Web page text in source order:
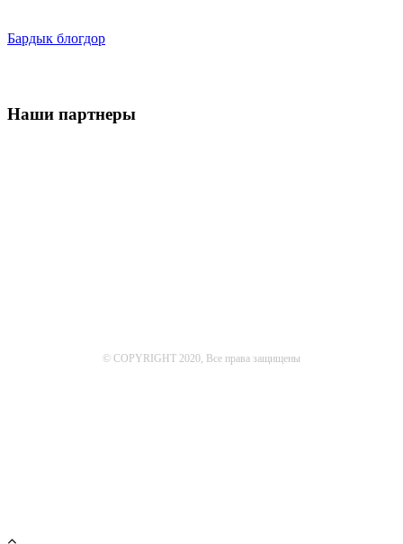
Бардык блогдор
Наши партнеры
© COPYRIGHT 2020, Все права защищены